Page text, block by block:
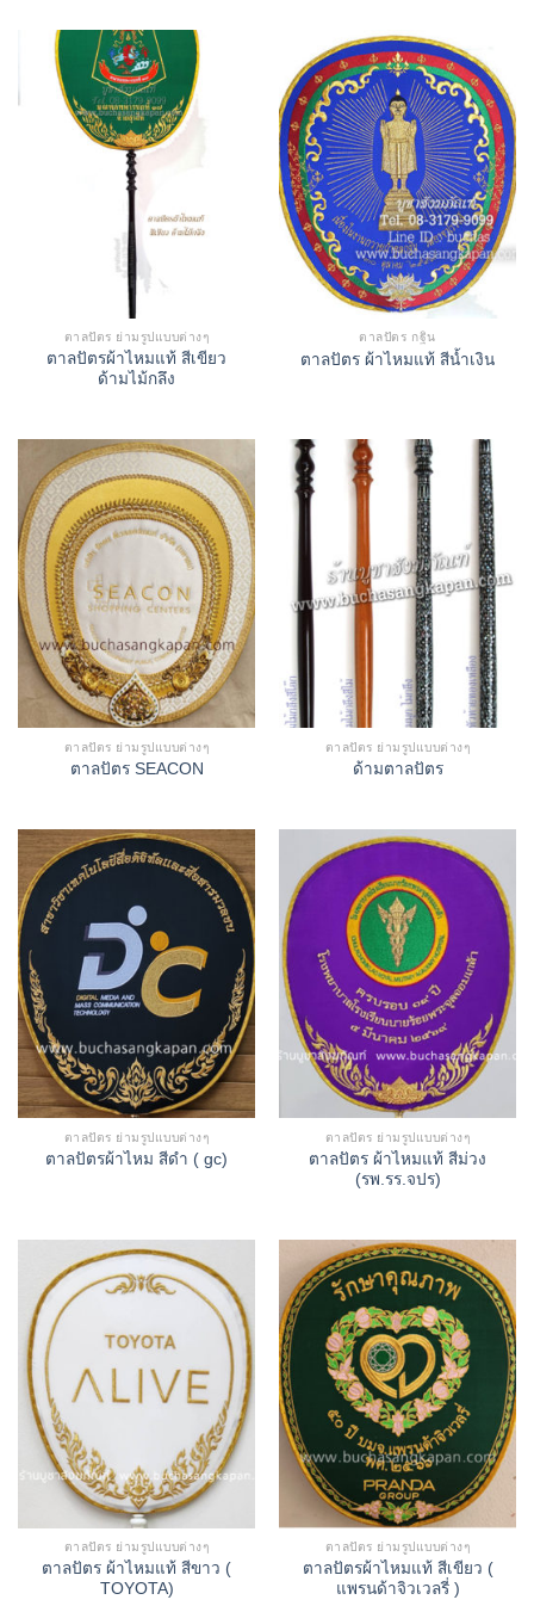
ตาลปัตร ย่ามรูปแบบต่างๆ
ตาลปัตรผ้าไหมแท้ สีเขียว
ด้ามไม้กลึง
ตาลปัตร กฐิน
ตาลปัตร ผ้าไหมแท้ สีน้ำเงิน
ตาลปัตร ย่ามรูปแบบต่างๆ
ตาลปัตร SEACON
ตาลปัตร ย่ามรูปแบบต่างๆ
ด้ามตาลปัตร
ตาลปัตร ย่ามรูปแบบต่างๆ
ตาลปัตรผ้าไหม สีดำ ( gc)
ตาลปัตร ย่ามรูปแบบต่างๆ
ตาลปัตร ผ้าไหมแท้ สีม่วง
(รพ.รร.จปร)
ตาลปัตร ย่ามรูปแบบต่างๆ
ตาลปัตร ผ้าไหมแท้ สีขาว (
TOYOTA)
ตาลปัตร ย่ามรูปแบบต่างๆ
ตาลปัตรผ้าไหมแท้ สีเขียว (
แพรนด้าจิวเวลรี่ )